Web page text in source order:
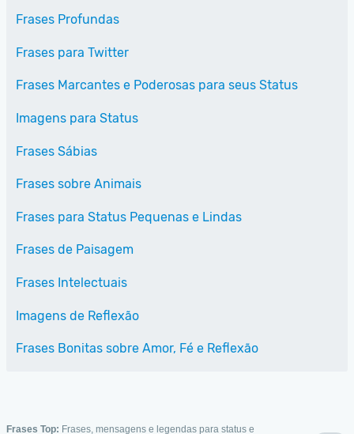
Frases Profundas
Frases para Twitter
Frases Marcantes e Poderosas para seus Status
Imagens para Status
Frases Sábias
Frases sobre Animais
Frases para Status Pequenas e Lindas
Frases de Paisagem
Frases Intelectuais
Imagens de Reflexão
Frases Bonitas sobre Amor, Fé e Reflexão
Frases Top: Frases, mensagens e legendas para status e